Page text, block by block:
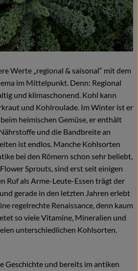
Werte „regional & saisonal“ mit dem
im Mittelpunkt. Denn: Regional
und klimaschonend. Kohl kann
und Kohlroulade. Im Winter ist er
heimischen Gemüse, er enthält
und die Bandbreite an
ist endlos. Manche Kohlsorten
bei den Römern schon sehr beliebt,
Sprouts, sind erst seit einigen
Ruf als Arme-Leute-Essen trägt der
gerade in den letzten Jahren erlebt
regelrechte Renaissance, denn kaum
so viele Vitamine, Mineralien und
unterschiedlichen Kohlsorten.
Geschichte und bereits im antiken